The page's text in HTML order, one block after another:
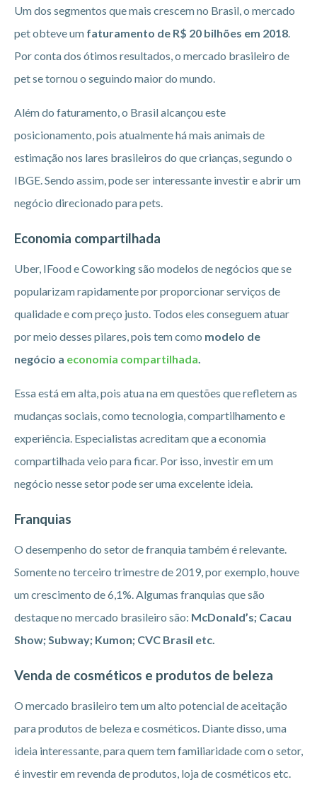
Um dos segmentos que mais crescem no Brasil, o mercado
pet obteve um faturamento de R$ 20 bilhões em 2018
Por conta dos ótimos resultados, o mercado brasileiro de
pet se tornou o seguindo maior do mundo.
Além do faturamento, o Brasil alcançou este
posicionamento, pois atualmente há mais animais de
estimação nos lares brasileiros do que crianças, segundo o
IBGE. Sendo assim, pode ser interessante investir e abrir um
negócio direcionado para pets.
Economia compartilhada
Uber, IFood e Coworking são modelos de negócios que se
popularizam rapidamente por proporcionar serviços de
qualidade e com preço justo. Todos eles conseguem atuar
por meio desses pilares, pois tem como modelo de
negócio a economia compartilhada
Essa está em alta, pois atua na em questões que refletem as
mudanças sociais, como tecnologia, compartilhamento e
experiência. Especialistas acreditam que a economia
compartilhada veio para ficar. Por isso, investir em um
negócio nesse setor pode ser uma excelente ideia.
Franquias
O desempenho do setor de franquia também é relevante.
Somente no terceiro trimestre de 2019, por exemplo, houve
um crescimento de 6,1%. Algumas franquias que são
destaque no mercado brasileiro são: McDonald’s; Cacau
Show; Subway; Kumon; CVC Brasil etc.
Venda de cosméticos e produtos de beleza
O mercado brasileiro tem um alto potencial de aceitação
para produtos de beleza e cosméticos. Diante disso, uma
ideia interessante, para quem tem familiaridade com o setor,
é investir em revenda de produtos, loja de cosméticos etc.